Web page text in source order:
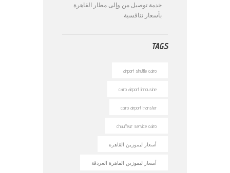
خدمة توصيل من وإلى مطار القاهرة
بأسعار تنافسية
TAGS
airport shuttle cairo
cairo airport limousine
cairo airport transfer
chauffeur service cairo
أسعار ليموزين القاهرة
أسعار ليموزين القاهرة الغردقة